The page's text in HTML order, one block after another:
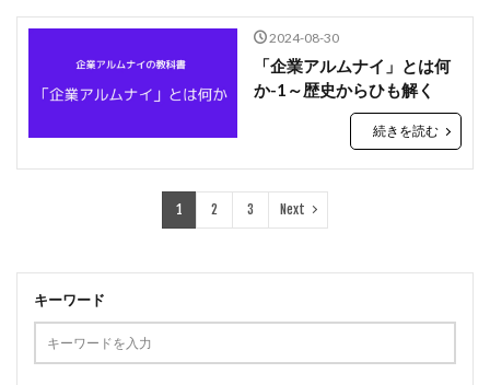
2024-08-30
「企業アルムナイ」とは何
か-1～歴史からひも解く
続きを読む
1 2 3 Next
キーワード